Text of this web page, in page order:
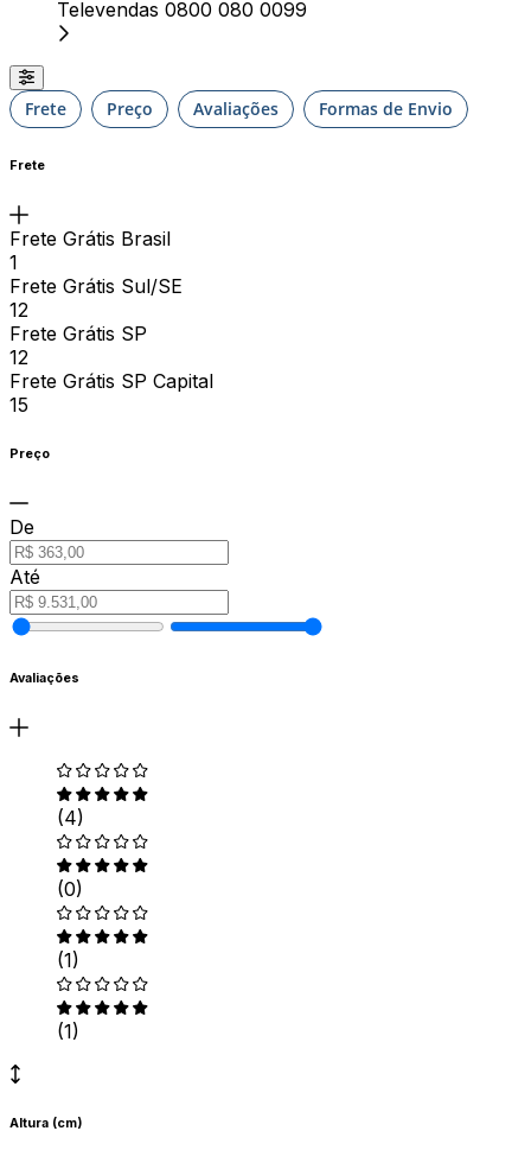
Televendas 0800 080 0099
Frete Preço Avaliações Formas de Envio
Frete
Frete Grátis Brasil
1
Frete Grátis Sul/SE
12
Frete Grátis SP
12
Frete Grátis SP Capital
15
Preço
De
Até
Avaliações
(4)
(0)
(1)
(1)
Altura (cm)